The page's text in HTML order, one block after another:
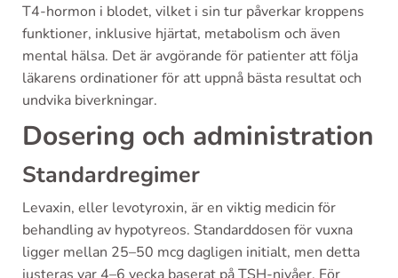
T4-hormon i blodet, vilket i sin tur påverkar kroppens
funktioner, inklusive hjärtat, metabolism och även
mental hälsa. Det är avgörande för patienter att följa
läkarens ordinationer för att uppnå bästa resultat och
undvika biverkningar.
Dosering och administration
Standardregimer
Levaxin, eller levotyroxin, är en viktig medicin för
behandling av hypotyreos. Standarddosen för vuxna
ligger mellan 25–50 mcg dagligen initialt, men detta
justeras var 4–6 vecka baserat på TSH-nivåer. För